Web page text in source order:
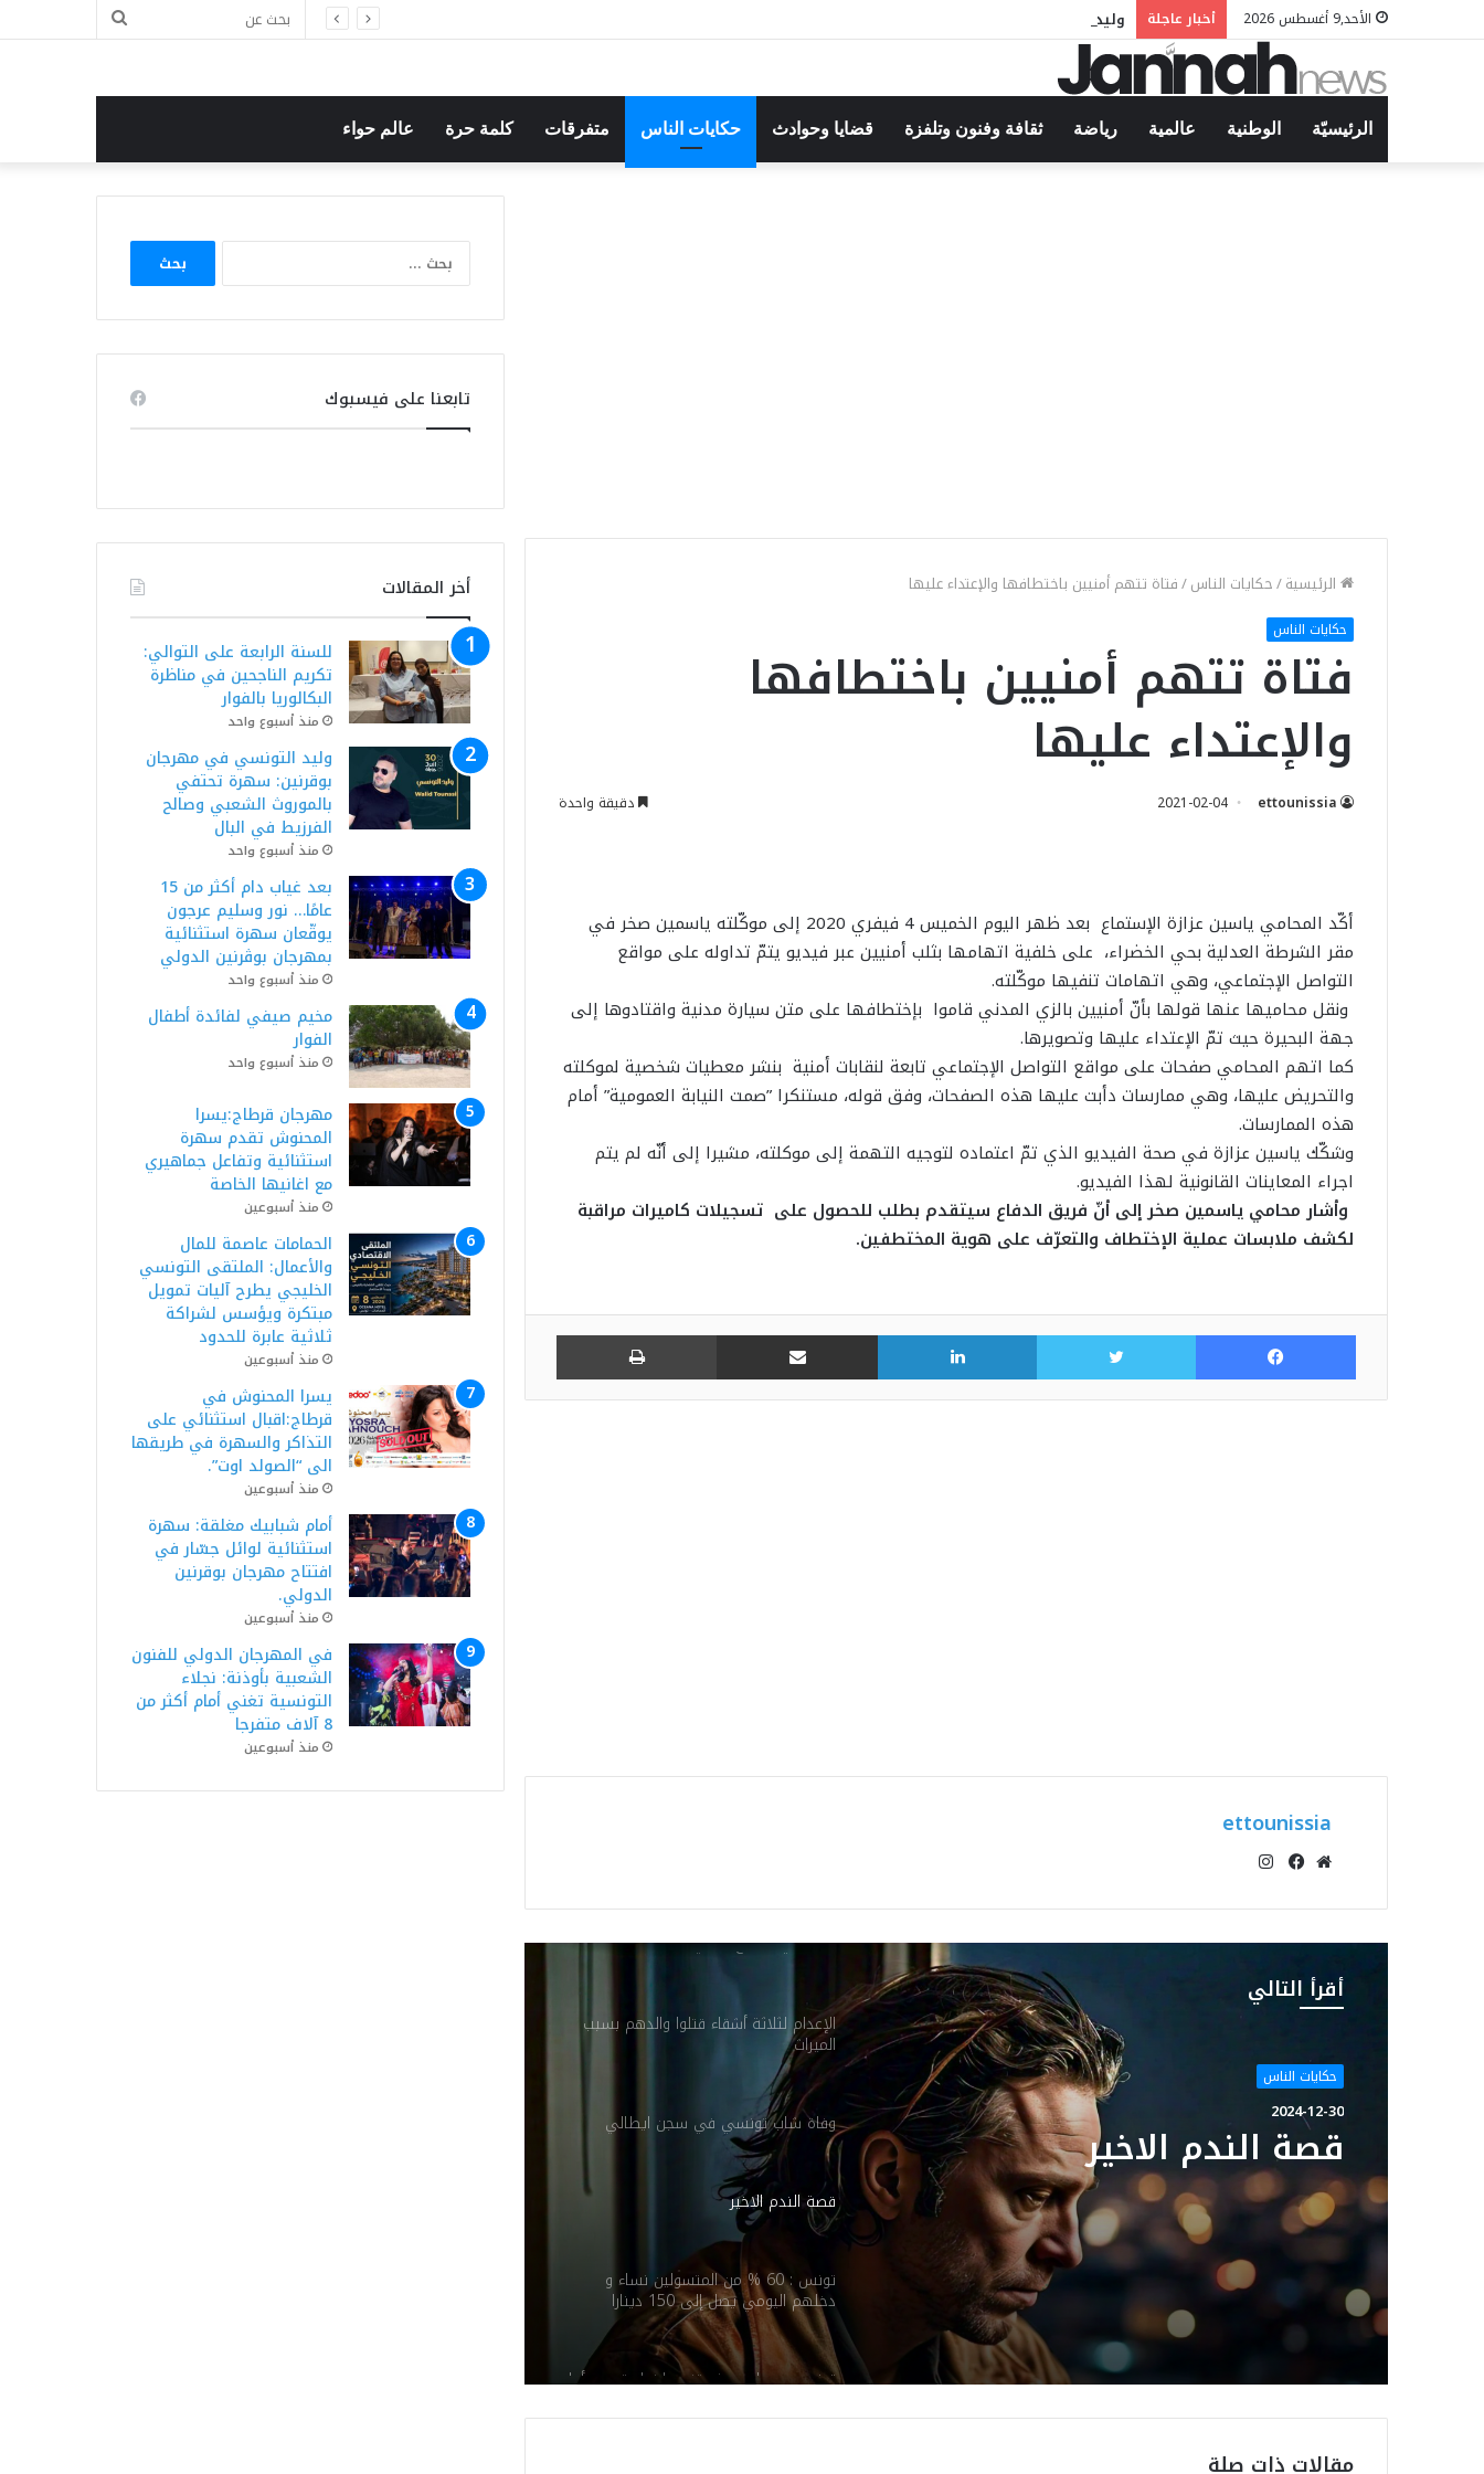
الأحد,9 أغسطس 2026 أخبار عاجلة وليد التونسي في مهرجان بوقرنين: سهرة تحتفي بالموروث الشعبي وصالح الفرزيط في البال
بحث
الرئيسيّة الوطنية عالمية رياضة ثقافة وفنون وتلفزة قضايا وحوادث حكايات الناس متفرقات كلمة حرة عالم حواء
الرئيسية/حكايات الناس/فتاة تتهم أمنيين باختطافها والإعتداء عليها
حكايات الناس
فتاة تتهم أمنيين باختطافها
والإعتداء عليها
ettounissia
2021-02-04 دقيقة واحدة
أكّد المحامي ياسين عزازة الإستماع بعد ظهر اليوم الخميس 4 فيفري 2020 إلى موكّلته ياسمين صخر في
مقر الشرطة العدلية بحي الخضراء، على خلفية اتهامها بثلب أمنيين عبر فيديو يتمّ تداوله على مواقع
التواصل الإجتماعي، وهي اتهامات تنفيها موكّلته.
ونقل محاميها عنها قولها بأنّ أمنيين بالزي المدني قاموا بإختطافها على متن سيارة مدنية واقتادوها إلى
جهة البحيرة حيث تمّ الإعتداء عليها وتصويرها.
كما اتهم المحامي صفحات على مواقع التواصل الإجتماعي تابعة لنقابات أمنية بنشر معطيات شخصية لموكلته
والتحريض عليها، وهي ممارسات دأبت عليها هذه الصفحات، وفق قوله، مستنكرا ”صمت النيابة العمومية” أمام
هذه الممارسات.
وشكّك ياسين عزازة في صحة الفيديو الذي تمّ اعتماده لتوجيه التهمة إلى موكلته، مشيرا إلى أنّه لم يتم
اجراء المعاينات القانونية لهذا الفيديو.
وأشار محامي ياسمين صخر إلى أنّ فريق الدفاع سيتقدم بطلب للحصول على تسجيلات كاميرات مراقبة
لكشف ملابسات عملية الإختطاف والتعرّف على هوية المختطفين.
فيسبوك تويتر لينكدإن مشاركة عبر البريد طباعة
ettounissia
الويب
أقرأ التالي
حكايات الناس
2024-12-30
قصة الندم الاخير
غريبة وإعترافات صادمة
نباتو في الشارع.. بنتي عمرها 3 شهور
نغطيها بمريولي ونرقد في خلعة”
الإعدام لثلاثة أشقاء قتلوا والدهم بسبب
الميراث
وفاة شاب تونسي في سجن ايطالي
قصة الندم الاخير
تونس : 60 % من المتسولين نساء و
دخلهم اليومي يصل إلى 150 دينارا
تونسي يرسل محضر تنبيه لخطيبته من أجل
مقالات ذات صلة
البحث
تابعنا على فيسبوك
أخر المقالات
للسنة الرابعة على التوالي:
تكريم الناجحين في مناظرة
البكالوريا بالفوار
منذ أسبوع واحد
وليد التونسي في مهرجان
بوقرنين: سهرة تحتفي
بالموروث الشعبي وصالح
الفرزيط في البال
منذ أسبوع واحد
بعد غياب دام أكثر من 15
عامًا… نور وسليم عرجون
يوقّعان سهرة استثنائية
بمهرجان بوڨرنين الدولي
منذ أسبوع واحد
مخيم صيفي لفائدة أطفال
الفوار
منذ أسبوع واحد
مهرجان قرطاج:يسرا
المحنوش تقدم سهرة
استثنائية وتفاعل جماهيري
مع اغانيها الخاصة
منذ أسبوعين
الحمامات عاصمة للمال
والأعمال: الملتقى التونسي
الخليجي يطرح آليات تمويل
مبتكرة ويؤسس لشراكة
ثلاثية عابرة للحدود
منذ أسبوعين
يسرا المحنوش في
قرطاج:اقبال استثنائي على
التذاكر والسهرة في طريقها
الى “الصولد اوت”.
منذ أسبوعين
أمام شبابيك مغلقة: سهرة
استثنائية لوائل جسّار في
افتتاح مهرجان بوقرنين
الدولي.
منذ أسبوعين
في المهرجان الدولي للفنون
الشعبية بأوذنة: نجلاء
التونسية تغني أمام أكثر من
8 آلاف متفرجا
منذ أسبوعين